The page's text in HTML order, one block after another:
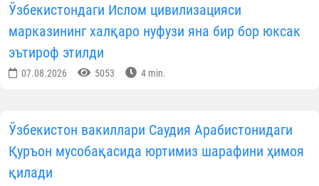
Ўзбекистондаги Ислом цивилизацияси
марказининг халқаро нуфузи яна бир бор юксак
эътироф этилди
07.08.2026 5053 4 min.
Ўзбекистон вакиллари Саудия Арабистонидаги
Қуръон мусобақасида юртимиз шарафини ҳимоя
қилади